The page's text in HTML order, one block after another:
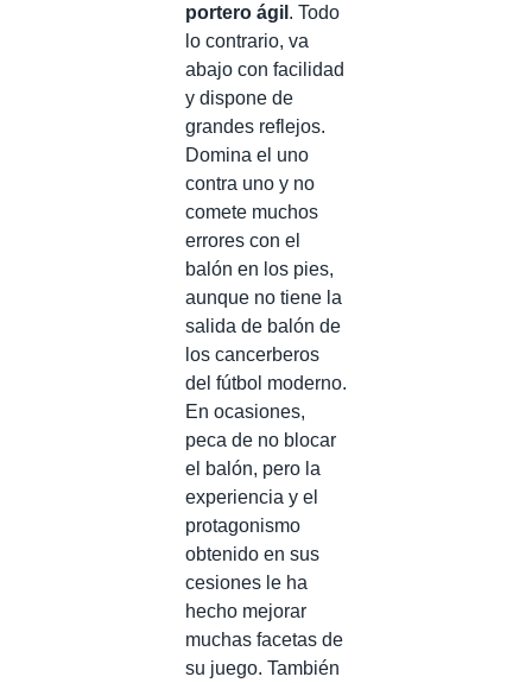
portero ágil . Todo
lo contrario, va
abajo con facilidad
y dispone de
grandes reflejos.
Domina el uno
contra uno y no
comete muchos
errores con el
balón en los pies,
aunque no tiene la
salida de balón de
los cancerberos
del fútbol moderno.
En ocasiones,
peca de no blocar
el balón, pero la
experiencia y el
protagonismo
obtenido en sus
cesiones le ha
hecho mejorar
muchas facetas de
su juego. También